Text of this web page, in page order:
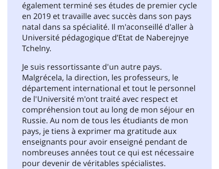
également terminé ses études de premier cycle
en 2019 et travaille avec succès dans son pays
natal dans sa spécialité. Il m'aconseillé d'aller à
Université pédagogique d’Etat de Naberejnye
Tchelny.
Je suis ressortissante d'un autre pays.
Malgrécela, la direction, les professeurs, le
département international et tout le personnel
de l'Université m'ont traité avec respect et
compréhension tout au long de mon séjour en
Russie. Au nom de tous les étudiants de mon
pays, je tiens à exprimer ma gratitude aux
enseignants pour avoir enseigné pendant de
nombreuses années tout ce qui est nécessaire
pour devenir de véritables spécialistes.